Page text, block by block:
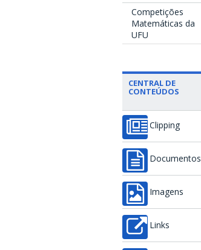
Competições
Matemáticas da
UFU
CENTRAL DE
CONTEÚDOS
Clipping
Documentos
Imagens
Links